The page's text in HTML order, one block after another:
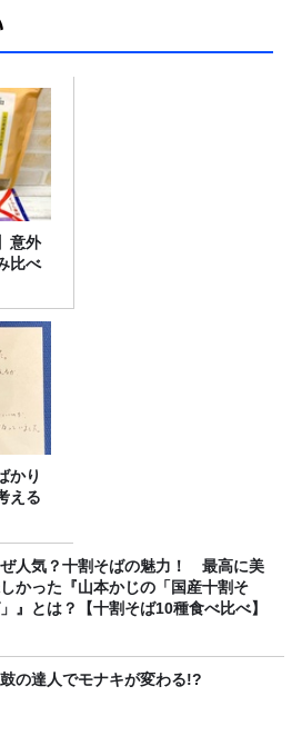
意外
比べ
かり
える
人気？十割そばの魅力！ 最高に美
かった『山本かじの「国産十割そ
』とは？【十割そば10種食べ比べ】
の達人でモナキが変わる!?